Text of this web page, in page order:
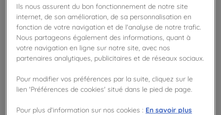
VOIR LES PRODUITS DANS LA BOUTIQUE
VOIR TOUTES LES BOUTIQUES
Ils nous assurent du bon fonctionnement de notre site
internet, de son amélioration, de sa personnalisation en
fonction de votre navigation et de l'analyse de notre trafic.
Nous partageons également des informations, quant à
votre navigation en ligne sur notre site, avec nos
partenaires analytiques, publicitaires et de réseaux sociaux.
Pour modifier vos préférences par la suite, cliquez sur le
lien 'Préférences de cookies' situé dans le pied de page.
Pour plus d’information sur nos cookies : En savoir plus